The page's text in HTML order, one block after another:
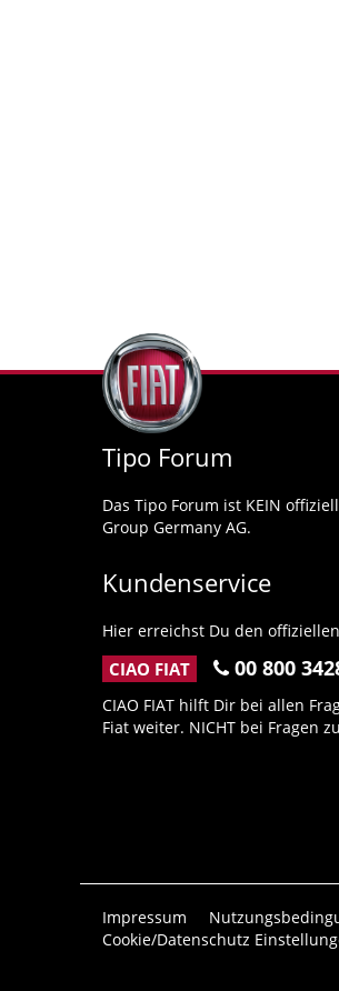
Tipo Forum
Das Tipo Forum ist KEIN
Group Germany AG.
Kundenservice
Hier erreichst Du den
CIAO FIAT 00 800
CIAO FIAT hilft Dir bei allen
Fiat weiter. NICHT bei Fragen
Impressum
Cookie/Datenschutz